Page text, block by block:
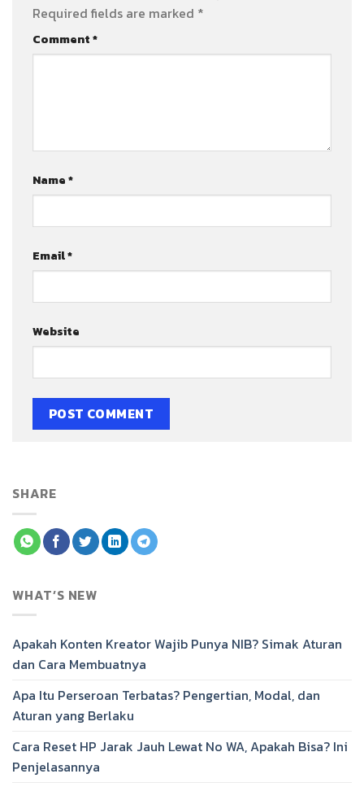
Required fields are marked *
Comment*
Name*
Email*
Website
SHARE
WHAT’S NEW
Apakah Konten Kreator Wajib Punya NIB? Simak Aturan
dan Cara Membuatnya
Apa Itu Perseroan Terbatas? Pengertian, Modal, dan
Aturan yang Berlaku
Cara Reset HP Jarak Jauh Lewat No WA, Apakah Bisa? Ini
Penjelasannya